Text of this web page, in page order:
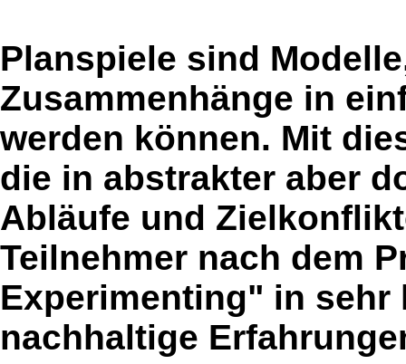
Planspiele sind
Zusammenhänge in
werden können. Mit
die in abstrakter aber
Abläufe und
Teilnehmer nach dem
Experimenting" in sehr
nachhaltige